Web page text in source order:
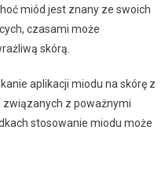
miód jest znany ze swoich
czasami może
skórą.
aplikacji miodu na skórę z
z poważnymi
stosowanie miodu może